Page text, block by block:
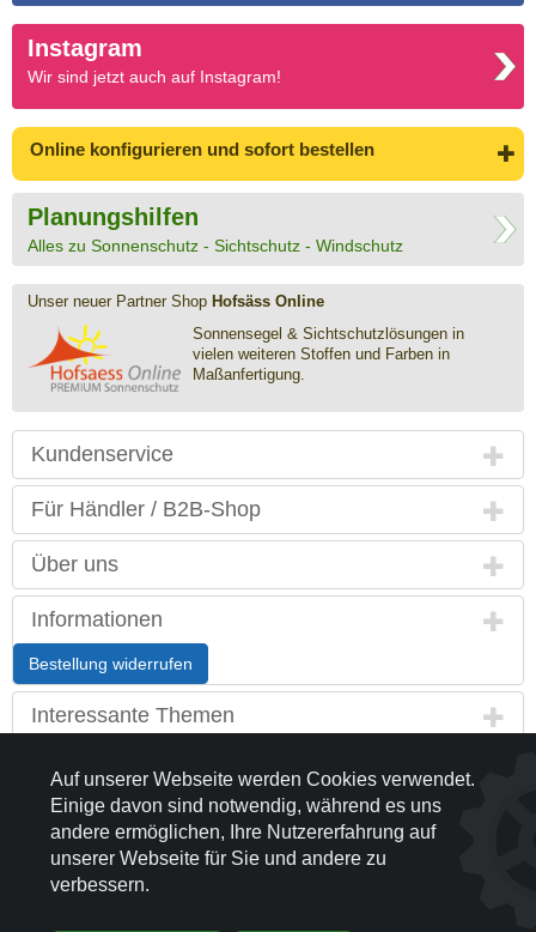
Instagram
Wir sind jetzt auch auf Instagram!
Online konfigurieren und sofort bestellen
Planungshilfen
Alles zu Sonnenschutz - Sichtschutz - Windschutz
Unser neuer Partner Shop Hofsäss Online
Sonnensegel & Sichtschutz­lösungen in
vielen weiteren Stoffen und Farben in
Maßanfertigung.
Kundenservice
Für Händler / B2B-Shop
Über uns
Informationen
Bestellung widerrufen
Interessante Themen
Land / Sprache
Kontakt
Partnerseiten
Auf unserer Webseite werden Cookies verwendet.
Einige davon sind notwendig, während es uns
andere ermöglichen, Ihre Nutzererfahrung auf
unserer Webseite für Sie und andere zu
verbessern.